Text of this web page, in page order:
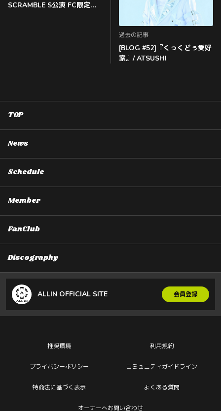
SCRAMBLE S公演 FC限定入
過去の記事
[BLOG #52]『くっくどぅ愛好
家』/ ATSUSHI
TOP
News
Schedule
Member
FanClub
Discography
ALLIN OFFICIAL SITE 会員登録
推奨環境 利用規約
プライバシーポリシー コミュニティガイドライン
特商法に基づく表示 よくある質問
オーナーへお問い合わせ